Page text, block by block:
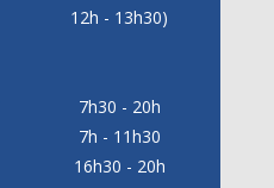
12h - 13h30)
7h30 - 20h
7h - 11h30
16h30 - 20h